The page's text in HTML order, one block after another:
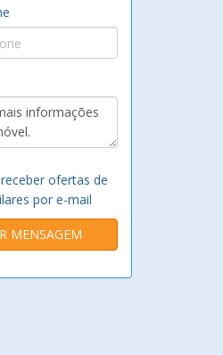
ofertas de
por e-mail
MENSAGEM